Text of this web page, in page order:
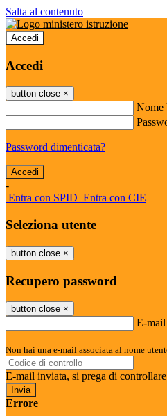
Salta al contenuto
Accedi
Accedi
button close ×
Nome
Password dimenticata?
-
Entra con SPID Entra con CIE
Seleziona utente
button close ×
Recupero password
button close ×
E-mail
Non hai una e-mail associata al nome
E-mail inviata, si prega di
Errore